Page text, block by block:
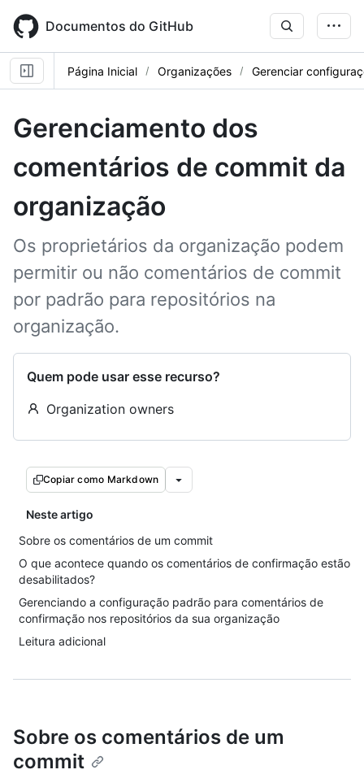
main
content
Documentos do GitHub
Página Inicial Organizações Gerenciar
Gerenciamento dos
comentários de commit da
organização
Os proprietários da organização podem
permitir ou não comentários de commit
por padrão para repositórios na
organização.
Quem pode usar esse recurso?
Organization owners
Copiar como Markdown
Neste artigo
Sobre os comentários de um commit
O que acontece quando os comentários de confirmação estão
desabilitados?
Gerenciando a configuração padrão para comentários de
confirmação nos repositórios da sua organização
Leitura adicional
Sobre os comentários de um
commit